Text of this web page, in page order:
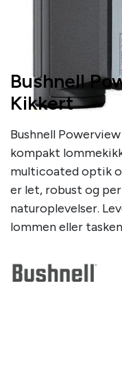
Bushnell
Kikkert
Bushnell
kompakt
multicoated optik
er let, robust og
naturoplevelser.
lommen eller